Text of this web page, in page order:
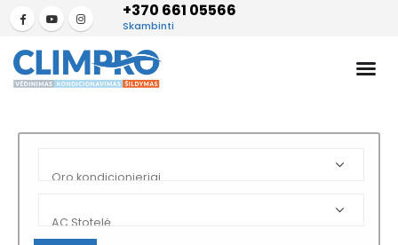
+370 661 05566
Skambinti